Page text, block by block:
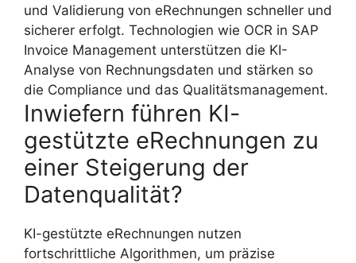
und Validierung von eRechnungen schneller und
sicherer erfolgt. Technologien wie OCR in SAP
Invoice Management unterstützen die KI-
Analyse von Rechnungsdaten und stärken so
die Compliance und das Qualitätsmanagement.
Inwiefern führen KI-
gestützte eRechnungen zu
einer Steigerung der
Datenqualität?
KI-gestützte eRechnungen nutzen
fortschrittliche Algorithmen, um präzise